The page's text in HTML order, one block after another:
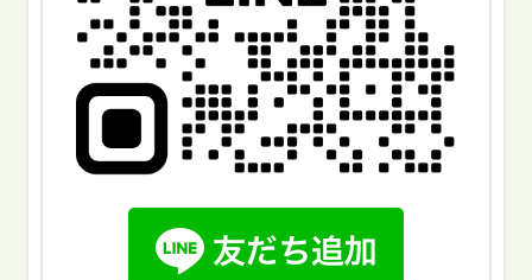
東クリーンセンターへ持ち込む場合は、指定ごみ袋やご
み処理券は必要ありません。ただし、運転免許証や保険
証、公共料金の請求書など、甲府市在住である証明書が
必要となります。 専用の処理施設へ直接持ち込んで処分
する場合、指定場所まで搬出や運搬作業が大変です。場
合によって運搬は甲府市が許可している収集運搬業者に
依頼することも可能です。その場合は、甲府市廃棄物事
属製の机・椅子は資源物扱いです。集積所は、燃えない
ごみと同じです。収集日の8時30分までに出してくださ